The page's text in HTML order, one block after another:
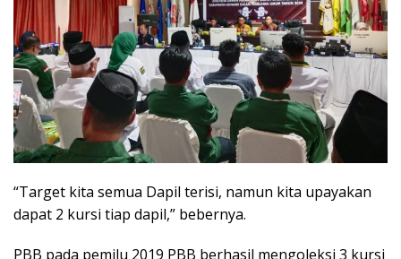
“Target kita semua Dapil terisi, namun kita upayakan
dapat 2 kursi tiap dapil,” bebernya.
PBB pada pemilu 2019 PBB berhasil mengoleksi 3 kursi